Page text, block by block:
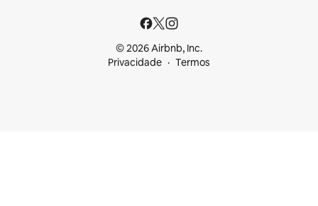
© 2026 Airbnb, Inc.
Privacidade
Termos